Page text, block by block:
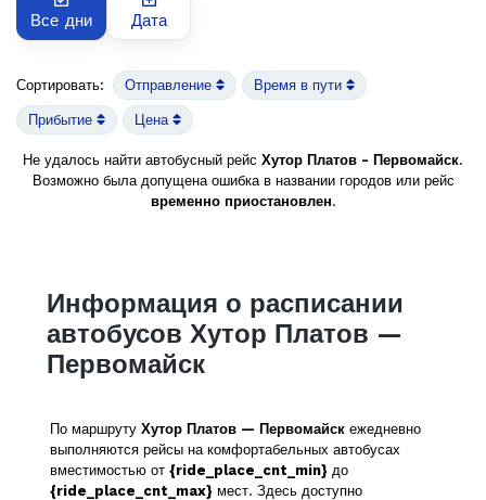
Все дни Дата
Сортировать: Отправление Время в пути
Прибытие Цена
Не удалось найти автобусный рейс Хутор Платов - Первомайск.
Возможно была допущена ошибка в названии городов или рейс
временно приостановлен.
Информация о расписании
автобусов Хутор Платов —
Первомайск
По маршруту Хутор Платов — Первомайск ежедневно
выполняются рейсы на комфортабельных автобусах
вместимостью от {ride_place_cnt_min} до
{ride_place_cnt_max} мест. Здесь доступно